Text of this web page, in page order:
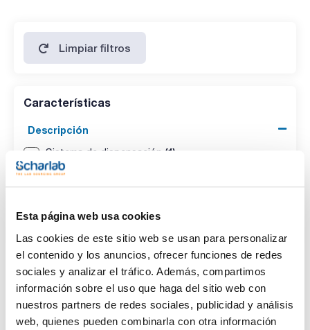
Esta página web usa cookies
Las cookies de este sitio web se usan para personalizar
el contenido y los anuncios, ofrecer funciones de redes
sociales y analizar el tráfico. Además, compartimos
información sobre el uso que haga del sitio web con
nuestros partners de redes sociales, publicidad y análisis
web, quienes pueden combinarla con otra información
Limpiar filtros
Características
Descripción
Sistema de dispensación (1)
Pack (u.)
1(1)